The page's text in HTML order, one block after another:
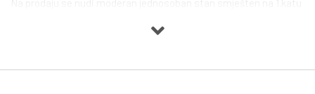
jedinica, na atraktivnoj lokaciji u Medulinu. Stan se nalazi svega